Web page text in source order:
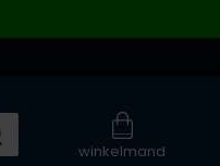
winkelmand
Submit search